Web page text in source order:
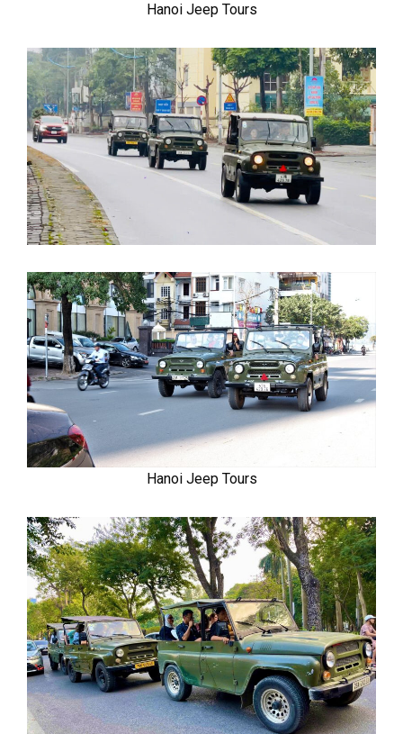
Hanoi Jeep Tours
Hanoi Jeep Tours